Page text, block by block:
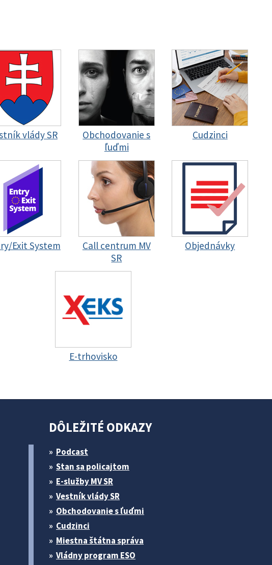
vlády SR
Obchodovanie s
ľuďmi
Cudzinci
Exit System
Call centrum MV
SR
Objednávky
E-trhovisko
DÔLEŽITÉ ODKAZY
Podcast
Stan sa policajtom
E-služby MV SR
Vestník vlády SR
Obchodovanie s ľuďmi
Cudzinci
Miestna štátna správa
Vládny program ESO